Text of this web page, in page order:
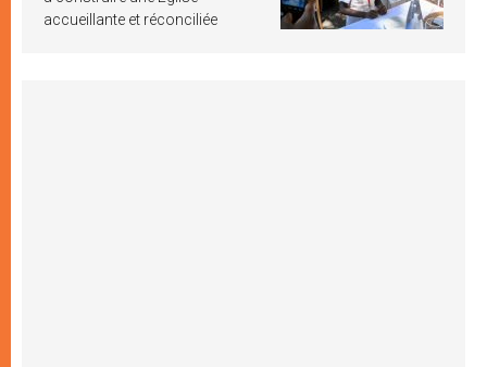
accueillante et réconciliée